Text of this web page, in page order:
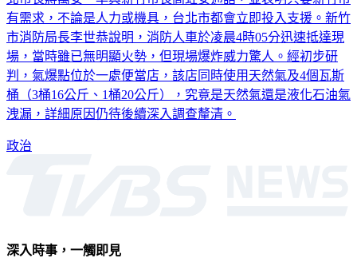
有需求，不論是人力或機具，台北市都會立即投入支援。​新竹
市消防局長李世恭說明，消防人車於凌晨4時05分迅速抵達現
場，當時雖已無明顯火勢，但現場爆炸威力驚人。經初步研
判，氣爆點位於一處便當店，該店同時使用天然氣及4個瓦斯
桶（3桶16公斤、1桶20公斤），究竟是天然氣還是液化石油氣
洩漏，詳細原因仍待後續深入調查釐清。
政治
深入時事，一觸即見